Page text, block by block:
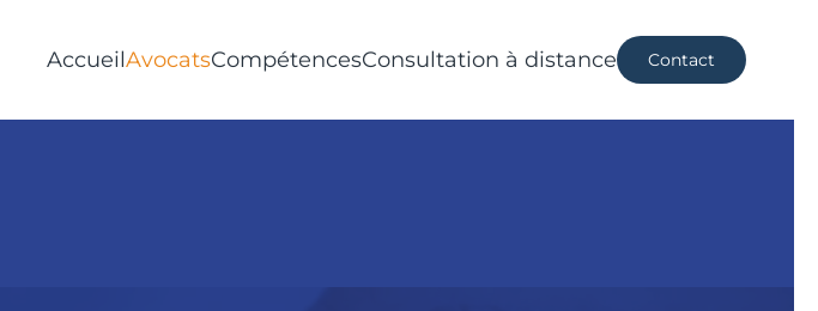
AccueilAvocatsCompétencesConsultation à distance Contact